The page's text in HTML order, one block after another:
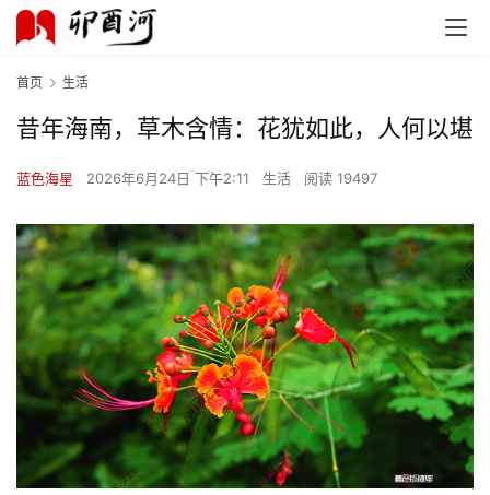
首页 生活
昔年海南，草木含情：花犹如此，人何以堪
蓝色海星 2026年6月24日 下午2:11 生活 阅读 19497